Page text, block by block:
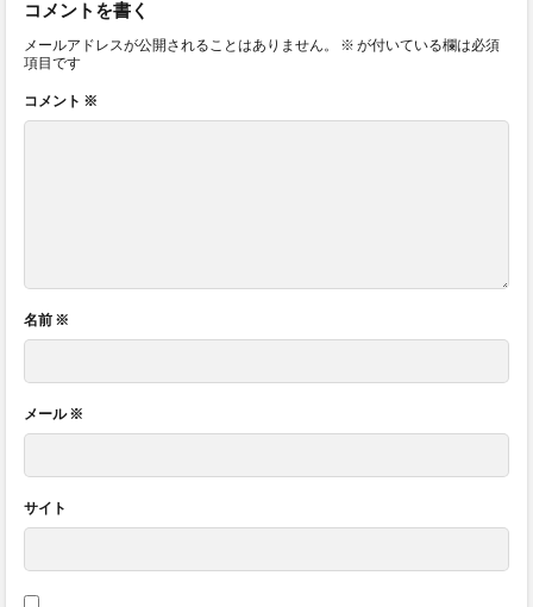
コメントを書く
メールアドレスが公開されることはありません。 ※ が付いている欄は必須
項目です
コメント ※
名前 ※
メール※
サイト